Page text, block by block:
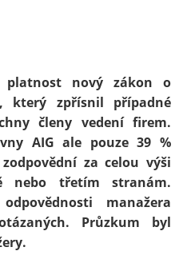
nový zákon o
který zpřísnil případné
členy vedení firem.
AIG ale pouze 39 %
za celou výši
nebo třetím stranám.
manažera
Průzkum byl